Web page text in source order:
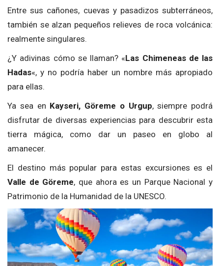
Entre sus cañones, cuevas y pasadizos subterráneos,
también se alzan pequeños relieves de roca volcánica:
realmente singulares.
¿Y adivinas cómo se llaman? «Las Chimeneas de las
Hadas«, y no podría haber un nombre más apropiado
para ellas.
Ya sea en Kayseri, Göreme o Urgup, siempre podrá
disfrutar de diversas experiencias para descubrir esta
tierra mágica, como dar un paseo en globo al
amanecer.
El destino más popular para estas excursiones es el
Valle de Göreme, que ahora es un Parque Nacional y
Patrimonio de la Humanidad de la UNESCO.